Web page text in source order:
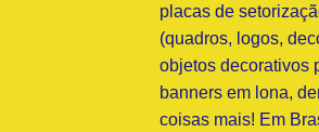
placas de
(quadros, logos,
objetos decorativos
banners em lona,
coisas mais! Em